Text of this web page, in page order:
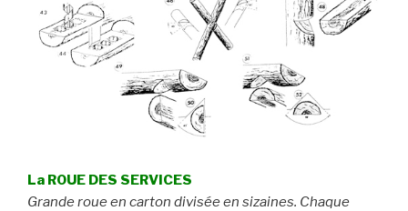
La ROUE DES SERVICES
Grande roue en carton divisée en sizaines. Chaque